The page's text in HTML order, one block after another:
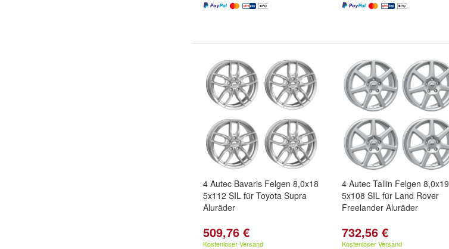
4 Autec Bavaris Felgen 8,0x18
5x112 SIL für Toyota Supra
Aluräder
509,76 €
Kostenloser Versand
4 Autec Tallin Felgen 8,0x19
5x108 SIL für Land Rover
Freelander Aluräder
732,56 €
Kostenloser Versand